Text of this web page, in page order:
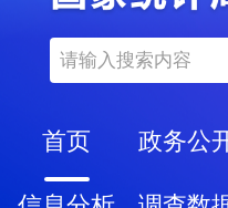
首页 政务公